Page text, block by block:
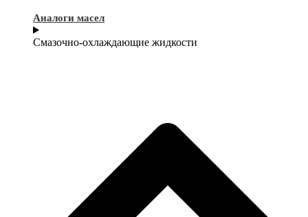
Аналоги масел
Смазочно-охлаждающие жидкости